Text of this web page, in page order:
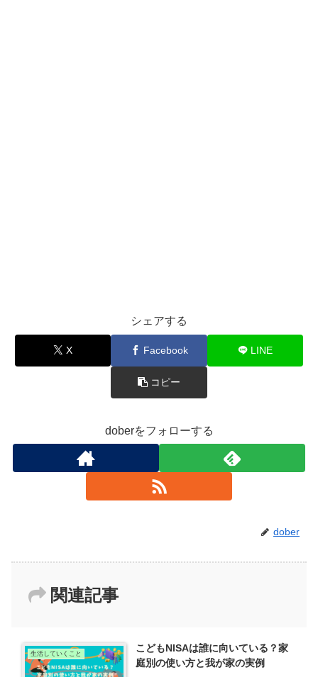
シェアする
X Facebook LINE
コピー
doberをフォローする
dober
関連記事
生活していくこと
こどもNISAは誰に向いている？家
庭別の使い方と我が家の実例